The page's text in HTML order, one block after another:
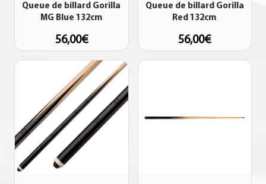
Queue de billard Gorilla
MG Blue 132cm
56,00€
Queue de billard Gorilla
Red 132cm
56,00€